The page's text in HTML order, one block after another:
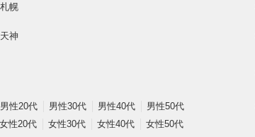
札幌
天神
男性20代 男性30代 男性40代
男性50代
女性20代
女性30代 女性40代 女性50代